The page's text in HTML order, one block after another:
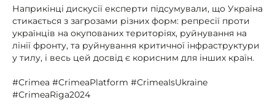
Наприкінці дискусії експерти підсумували, що Україна
стикається з загрозами різних форм: репресії проти
українців на окупованих територіях, руйнування на
лінії фронту, та руйнування критичної інфраструктури
у тилу, і весь цей досвід є корисним для інших країн.
#Crimea #CrimeaPlatform #CrimeaIsUkraine
#CrimeaRiga2024